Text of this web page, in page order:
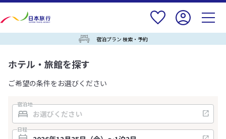
宿泊プラン 検索・予約
ホテル・旅館を探す
ご希望の条件をお選びください
宿泊地
日程